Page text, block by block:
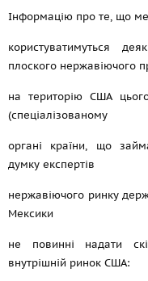
Інформацію про те, що
користуватимуться
плоского нержавіючого
на територію США
(спеціалізованому
органі країни, що
думку експертів
нержавіючого ринку
Мексики
не повинні надати
внутрішній ринок США: